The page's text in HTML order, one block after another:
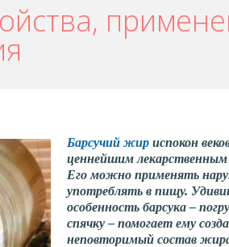
Барсучий жир испокон
ценнейшим
Его можно применять
употреблять в пищу.
особенность барсука –
спячку – помогает ему
неповторимый состав